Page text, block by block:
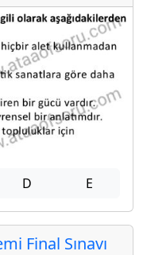
D E
Final Sınavı